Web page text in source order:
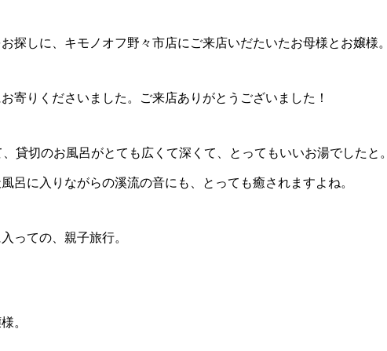
探しに、キモノオフ野々市店にご来店いだたいたお母様とお嬢様。
寄りくださいました。ご来店ありがとうございました！
貸切のお風呂がとても広くて深くて、とってもいいお湯でしたと。
呂に入りながらの溪流の音にも、とっても癒されますよね。
っての、親子旅行。
。